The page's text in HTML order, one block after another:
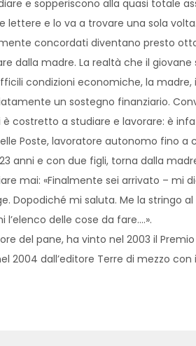
e sopperiscono alla quasi totale
lettere e lo va a trovare una sola volta.
concordati diventano presto
dalla madre. La realtà che il
condizioni economiche, la
un sostegno finanziario.
costretto a studiare e lavorare: è
Poste, lavoratore autonomo fino a
anni e con due figli, torna dalla
mai: «Finalmente sei arrivato – mi
Dopodiché mi saluta. Me la stringo
delle cose da fare….».
del pane, ha vinto nel 2003 il
2004 dall’editore Terre di mezzo con